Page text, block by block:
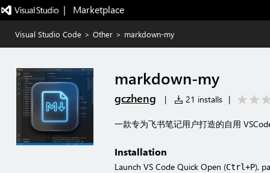
|   Marketplace
Visual Studio Code > Other > markdown-my
markdown-my
gczheng | 21 installs |
一款专为飞书笔记用户打造的自用
Installation
Launch VS Code Quick Open (Ctrl+P),